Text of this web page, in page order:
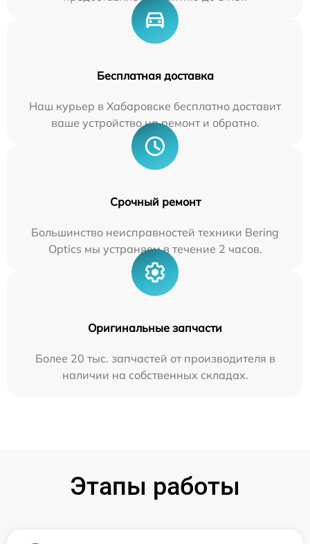
Бесплатная доставка
Наш курьер в Хабаровске бесплатно доставит
ваше устройство на ремонт и обратно.
Срочный ремонт
Большинство неисправностей техники Bering
Optics мы устраняем в течение 2 часов.
Оригинальные запчасти
Более 20 тыс. запчастей от производителя в
наличии на собственных складах.
Этапы работы